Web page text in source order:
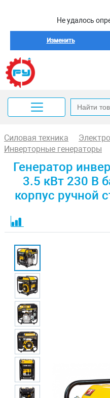
Не удалось
Изменить
Силовая техника
Инверторные генераторы
Генератор
3.5 кВт 230 В
корпус ручной